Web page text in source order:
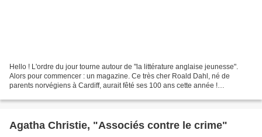
Hello ! L'ordre du jour tourne autour de "la littérature anglaise jeunesse".
Alors pour commencer : un magazine. Ce très cher Roald Dahl, né de
parents norvégiens à Cardiff, aurait fêté ses 100 ans cette année !
Agatha Christie, "Associés contre le crime"